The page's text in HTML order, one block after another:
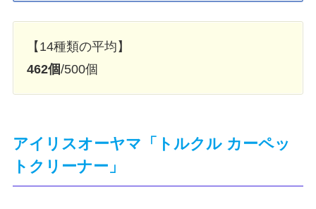
【14種類の平均】
462個/500個
アイリスオーヤマ「トルクル カーペッ
トクリーナー」